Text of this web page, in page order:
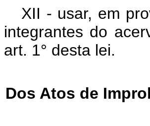
XII - usar, em
integrantes do
art. 1° desta lei.
Dos Atos de